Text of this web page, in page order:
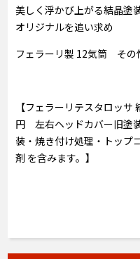
美しく浮かび上がる結晶
オリジナルを追い求め
フェラーリ製 12気筒 そ
【フェラーリテスタロッ
円 左右ヘッドカバー旧塗
装・焼き付け処理・トップ
剤 を含みます。】